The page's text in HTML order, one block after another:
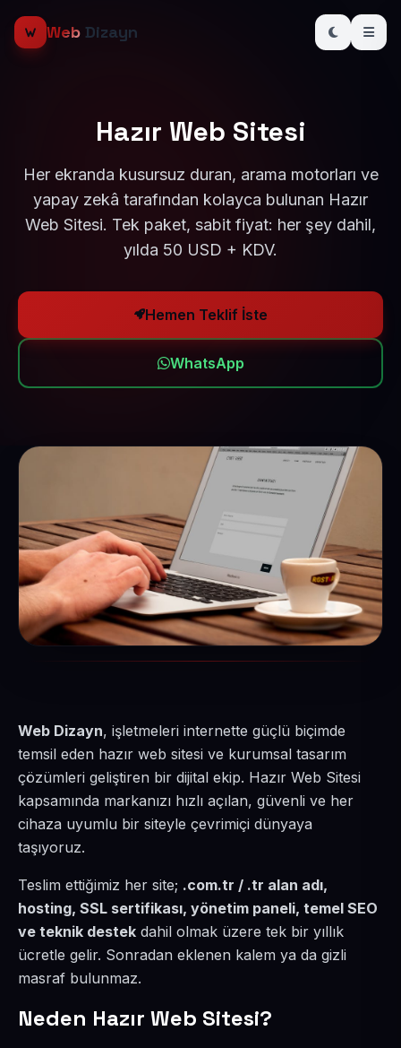
Web Dizayn
Hazır Web Sitesi
Her ekranda kusursuz duran, arama motorları ve
yapay zekâ tarafından kolayca bulunan Hazır
Web Sitesi. Tek paket, sabit fiyat: her şey dahil,
yılda 50 USD + KDV.
Hemen Teklif İste
WhatsApp
Web Dizayn, işletmeleri internette güçlü biçimde
temsil eden hazır web sitesi ve kurumsal tasarım
çözümleri geliştiren bir dijital ekip. Hazır Web Sitesi
kapsamında markanızı hızlı açılan, güvenli ve her
cihaza uyumlu bir siteyle çevrimiçi dünyaya
taşıyoruz.
Teslim ettiğimiz her site; .com.tr / .tr alan adı,
hosting, SSL sertifikası, yönetim paneli, temel SEO
ve teknik destek dahil olmak üzere tek bir yıllık
ücretle gelir. Sonradan eklenen kalem ya da gizli
masraf bulunmaz.
Neden Hazır Web Sitesi?